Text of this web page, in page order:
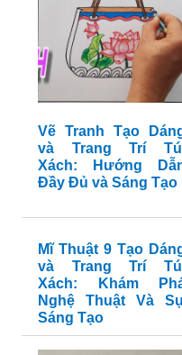
Vẽ Tranh Tạo
và Trang Trí
Xách: Hướng
Đầy Đủ và Sáng Tạo
Mĩ Thuật 9 Tạo
và Trang Trí
Xách: Khám
Nghệ Thuật Và
Sáng Tạo